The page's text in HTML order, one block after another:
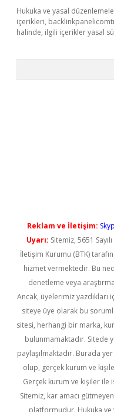
Hukuka ve yasal
içerikleri,
halinde, ilgili içerikler yasal
Reklam ve İletişim:
Uyarı: Sitemiz, 5651
İletişim Kurumu (BTK)
hizmet vermektedir. Bu
denetleme veya
Ancak, üyelerimiz
siteye üye olarak bu
sitesi, herhangi bir marka,
bulunmamaktadır. Sitede
paylaşılmaktadır. Burada
olup, gerçek kurum ve
Gerçek kurum ve kişiler
Sitemiz, kar amacı
platformudur. Hukuka ve